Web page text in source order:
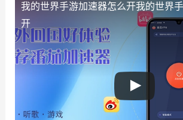
我的世界手游加速器怎么开我的世界
开